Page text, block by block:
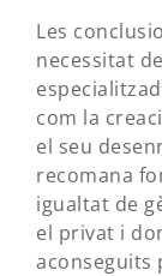
Les
necessitat
com la
el seu
recomana
igualtat de
el privat i
aconseguits